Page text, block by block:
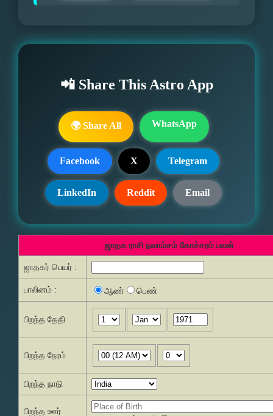
📲 Share This Astro App
🌍 Share All WhatsApp
Facebook X Telegram
LinkedIn Reddit Email
ஜாதக ராசி நவாம்சம் கோச்சரம் பலன்
ஜாதகர் பெயர் :
பாலினம் : ஆண் பெண்
பிறந்த தேதி
பிறந்த நேரம்
பிறந்த நாடு
பிறந்த ஊர்